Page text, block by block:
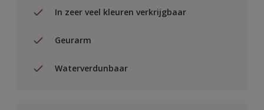
In zeer veel kleuren verkrijgbaar
Geurarm
Waterverdunbaar